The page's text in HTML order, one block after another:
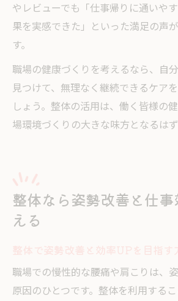
やレビューでも「仕事帰りに通いや
果を実感できた」といった満足の声
す。
職場の健康づくりを考えるなら、自
見つけて、無理なく継続できるケア
しょう。整体の活用は、働く皆様の
場環境づくりの大きな味方となるはず
整体なら姿勢改善と仕
える
職場での慢性的な腰痛や肩こりは、
原因のひとつです。整体を利用する